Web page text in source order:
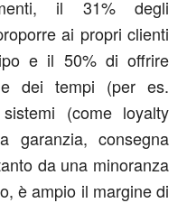
il 31% degli
ai propri clienti
e il 50% di offrire
dei tempi (per es.
(come loyalty
garanzia, consegna
da una minoranza
è ampio il margine di